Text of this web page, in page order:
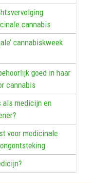
cannabis
cannabiskweek
goed in haar
cannabis
als medicijn en
voor medicinale